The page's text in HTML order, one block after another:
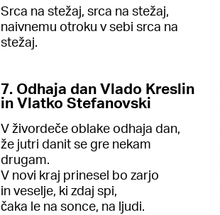
Srca na stežaj, srca na stežaj,
naivnemu otroku v sebi srca na
stežaj.
7. Odhaja dan Vlado Kreslin
in Vlatko Stefanovski
V živordeče oblake odhaja dan,
že jutri danit se gre nekam
drugam.
V novi kraj prinesel bo zarjo
in veselje, ki zdaj spi,
čaka le na sonce, na ljudi.